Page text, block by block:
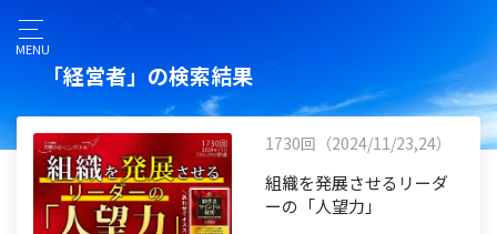
MENU
「経営者」の検索結果
1730回（2024/11/23,24）
組織を発展させるリーダ
ーの「人望力」